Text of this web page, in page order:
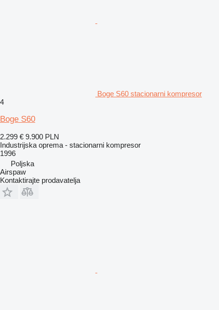
Boge S60 stacionarni kompresor
4
Boge S60
2.299 € 9.900 PLN
Industrijska oprema - stacionarni kompresor
1996
Poljska
Airspaw
Kontaktirajte prodavatelja